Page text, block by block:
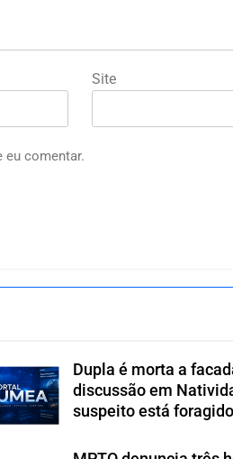
Site
eu comentar.
Dupla é morta a
discussão em
suspeito está foragido